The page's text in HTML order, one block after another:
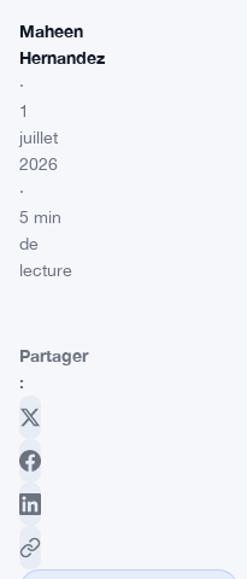
Maheen
Hernandez
·
1
juillet
2026
·
5 min
de
lecture
Partager
: